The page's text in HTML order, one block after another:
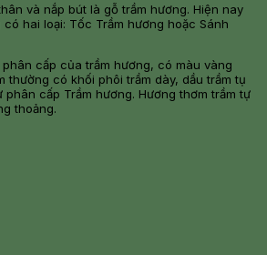
và nắp bút là gỗ trầm hương. Hiện nay
hai loại: Tốc Trầm hương hoặc Sánh
cấp của trầm hương, có màu vàng
thường có khối phôi trầm dày, dầu trầm tụ
cấp Trầm hương. Hương thơm trầm tự
thoảng.